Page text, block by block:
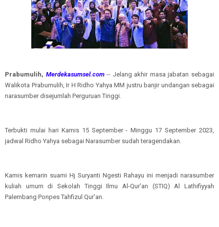
Prabumulih, Merdekasumsel.com-- Jelang akhir masa jabatan sebagai
Walikota Prabumulih, Ir H Ridho Yahya MM justru banjir undangan sebagai
narasumber disejumlah Perguruan Tinggi.
Terbukti mulai hari Kamis 15 September - Minggu 17 September 2023,
jadwal Ridho Yahya sebagai Narasumber sudah teragendakan.
Kamis kemarin suami Hj Suryanti Ngesti Rahayu ini menjadi narasumber
kuliah umum di Sekolah Tinggi Ilmu Al-Qur'an (STIQ) Al Lathifiyyah
Palembang Ponpes Tahfizul Qur'an.